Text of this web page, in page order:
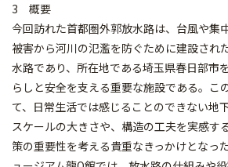
3 概要
今回訪れた首都圏外郭放水路は、台風や集
被害から河川の氾濫を防ぐために建設され
水路であり、所在地である埼玉県春日部市
らしと安全を支える重要な施設である。こ
て、日常生活では感じることのできない地
スケールの大きさや、構造の工夫を実感す
策の重要性を考える貴重なきっかけとなっ